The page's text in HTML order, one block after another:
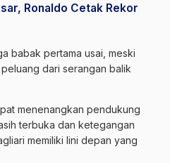
Ronaldo Cetak Rekor
babak pertama usai, meski
dari serangan balik
menenangkan pendukung
terbuka dan ketegangan
memiliki lini depan yang